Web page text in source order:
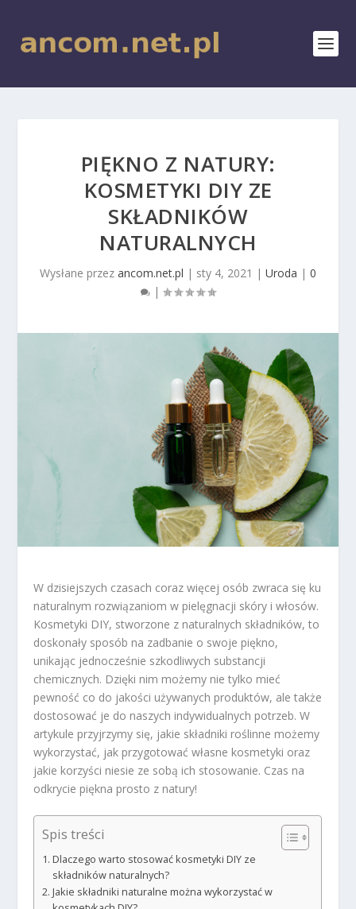
PIĘKNO Z NATURY:
KOSMETYKI DIY ZE
SKŁADNIKÓW
NATURALNYCH
Wysłane przez ancom.net.pl | sty 4, 2021 | Uroda | 0
|
W dzisiejszych czasach coraz więcej osób zwraca się ku
naturalnym rozwiązaniom w pielęgnacji skóry i włosów.
Kosmetyki DIY, stworzone z naturalnych składników, to
doskonały sposób na zadbanie o swoje piękno,
unikając jednocześnie szkodliwych substancji
chemicznych. Dzięki nim możemy nie tylko mieć
pewność co do jakości używanych produktów, ale także
dostosować je do naszych indywidualnych potrzeb. W
artykule przyjrzymy się, jakie składniki roślinne możemy
wykorzystać, jak przygotować własne kosmetyki oraz
jakie korzyści niesie ze sobą ich stosowanie. Czas na
odkrycie piękna prosto z natury!
Spis treści
Dlaczego warto stosować kosmetyki DIY ze
składników naturalnych?
Jakie składniki naturalne można wykorzystać w